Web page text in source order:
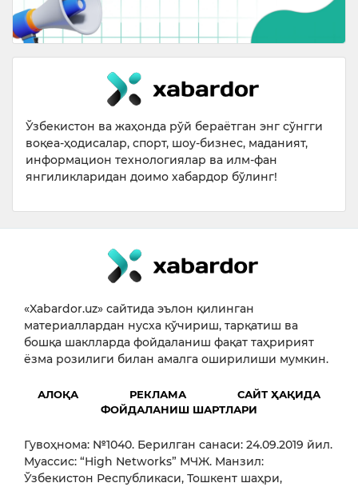
Ўзбекистон ва жаҳонда рўй бераётган энг сўнгги
воқеа-ҳодисалар, спорт, шоу-бизнес, маданият,
информацион технологиялар ва илм-фан
янгиликларидан доимо хабардор бўлинг!
«Xabardor.uz» сайтида эълон қилинган
материаллардан нусха кўчириш, тарқатиш ва
бошқа шаклларда фойдаланиш фақат таҳририят
ёзма розилиги билан амалга оширилиши мумкин.
АЛОҚА РЕКЛАМА
САЙТ ҲАҚИДА
ФОЙДАЛАНИШ ШАРТЛАРИ
Гувоҳнома: №1040. Берилган санаси: 24.09.2019 йил.
Муассис: “High Networks” МЧЖ. Манзил:
Ўзбекистон Республикаси, Тошкент шаҳри,